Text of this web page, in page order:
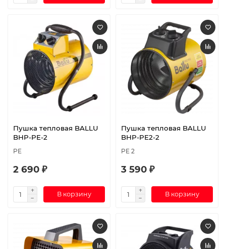
Пушка тепловая BALLU
BHP-PE-2
PE
2 690 ₽
В корзину
Пушка тепловая BALLU
BHP-PE2-2
PE 2
3 590 ₽
В корзину